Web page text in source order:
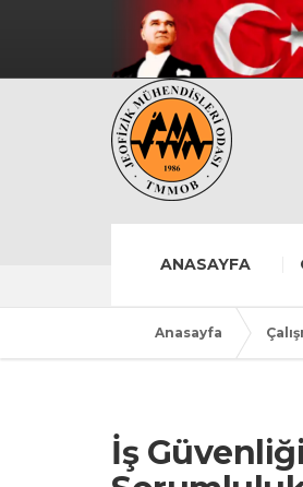
ANASAYFA
Anasayfa
İş